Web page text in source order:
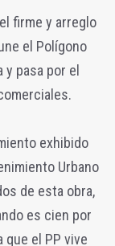
firme y arreglo
el Polígono
pasa por el
exhibido
Urbano
de esta obra,
es cien por
el PP vive